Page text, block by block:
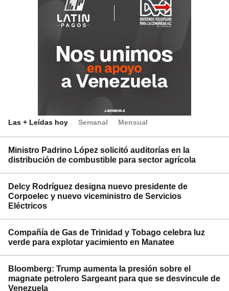
Las + Leídas hoy Semanal Mensual
Ministro Padrino López solicitó auditorías en la
distribución de combustible para sector agrícola
Delcy Rodríguez designa nuevo presidente de
Corpoelec y nuevo viceministro de Servicios
Eléctricos
Compañía de Gas de Trinidad y Tobago celebra luz
verde para explotar yacimiento en Manatee
Bloomberg: Trump aumenta la presión sobre el
magnate petrolero Sargeant para que se desvincule de
Venezuela